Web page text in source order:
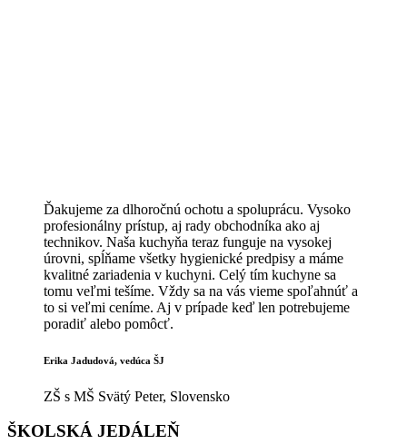
Ďakujeme za dlhoročnú ochotu a spoluprácu. Vysoko
profesionálny prístup, aj rady obchodníka ako aj
technikov. Naša kuchyňa teraz funguje na vysokej
úrovni, spĺňame všetky hygienické predpisy a máme
kvalitné zariadenia v kuchyni. Celý tím kuchyne sa
tomu veľmi tešíme. Vždy sa na vás vieme spoľahnúť a
to si veľmi ceníme. Aj v prípade keď len potrebujeme
poradiť alebo pomôcť.
Erika Jadudová, vedúca ŠJ
ZŠ s MŠ Svätý Peter, Slovensko
ŠKOLSKÁ JEDÁLEŇ